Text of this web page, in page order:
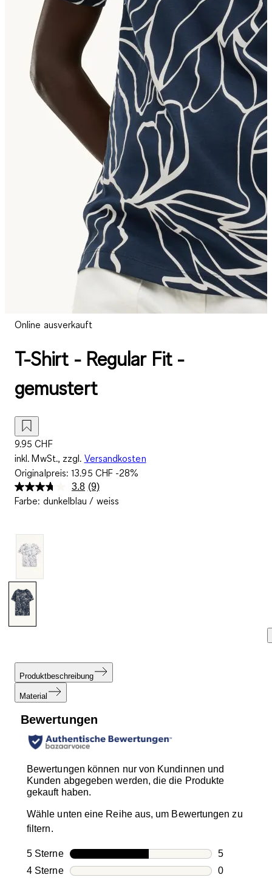
Online ausverkauft
T-Shirt - Regular Fit -
gemustert
9.95 CHF
inkl. MwSt., zzgl. Versandkosten
Originalpreis:13.95 CHF-28%
3.8 9
Bewertungen
(9)
Farbe: dunkelblau / weiss
Produktbeschreibung
Material
Bewertungen
Bewertungen können nur von Kundinnen und
Kunden abgegeben werden, die die Produkte
gekauft haben.
Wähle unten eine Reihe aus, um Bewertungen zu
filtern.
5 SterneSterne
5
5
4 SterneSterne
0